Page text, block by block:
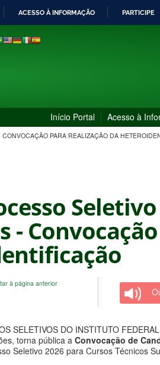
ACESSO À INFORMAÇÃO PARTICIPE
Início Portal Acesso à
PARA REALIZAÇÃO DA
-
à página anterior
SELETIVOS DO INSTITUTO
torna pública a Convocação de C
Seletivo 2026 para Cursos Técnicos